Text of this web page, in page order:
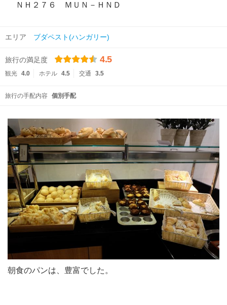
ＮＨ２７６ ＭＵＮ－ＨＮＤ
エリア ブダペスト(ハンガリー)
旅行の満足度 4.5
観光 4.0 ホテル 4.5 交通 3.5
旅行の手配内容 個別手配
朝食のパンは、豊富でした。